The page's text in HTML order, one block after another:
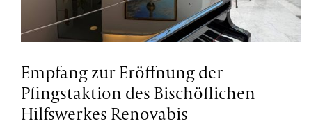
Empfang zur Eröffnung der
Pfingstaktion des Bischöflichen
Hilfswerkes Renovabis